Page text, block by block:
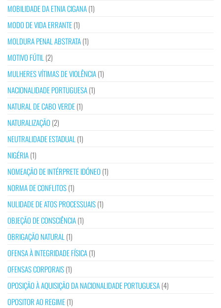
MOBILIDADE DA ETNIA CIGANA(1)
MODO DE VIDA ERRANTE(1)
MOLDURA PENAL ABSTRATA(1)
MOTIVO FÚTIL(2)
MULHERES VÍTIMAS DE VIOLÊNCIA(1)
NACIONALIDADE PORTUGUESA(1)
NATURAL DE CABO VERDE(1)
NATURALIZAÇÃO (2)
NEUTRALIDADE ESTADUAL(1)
NIGÉRIA(1)
NOMEAÇÃO DE INTÉRPRETE IDÓNEO (1)
NORMA DE CONFLITOS(1)
NULIDADE DE ATOS PROCESSUAIS(1)
OBJEÇÃO DE CONSCIÊNCIA(1)
OBRIGAÇÃO NATURAL(1)
OFENSA À INTEGRIDADE FÍSICA(1)
OFENSAS CORPORAIS(1)
OPOSIÇÃO À AQUISIÇÃO DA NACIONALIDADE PORTUGUESA(4)
OPOSITOR AO REGIME(1)